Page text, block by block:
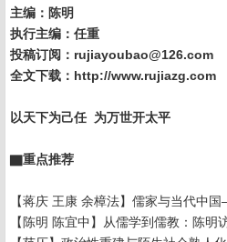
主编：陈明
执行主编：任重
投稿订阅：rujiayoubao@126.com
全文下载：http://www.rujiazg.com
以天下为己任 为万世开太平
▇重点推荐
【蒋庆 王康 余樟法】儒家与当代中
【陈明 陈宜中】从儒学到儒教：陈明